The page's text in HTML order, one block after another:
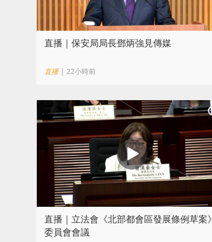
直播｜保安局局長鄧炳強見傳媒
直播| 22小時前
直播｜立法會《北部都會區發展條例草案》
委員會會議